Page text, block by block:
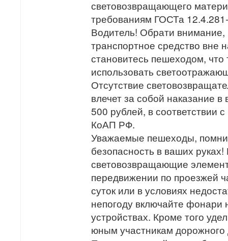
световозвращающего
требованиям ГОСТа
Водитель! Обрати внимание,
транспортное средство вне
становитесь пешеходом, что
использовать
Отсутствие
влечет за собой наказание
500 рублей, в соответствии
КоАП РФ.
Уважаемые пешеходы,
безопасность в ваших
световозвращающие
передвижении по проезжей
суток или в условиях
непогоду включайте
устройствах. Кроме того
юным участникам